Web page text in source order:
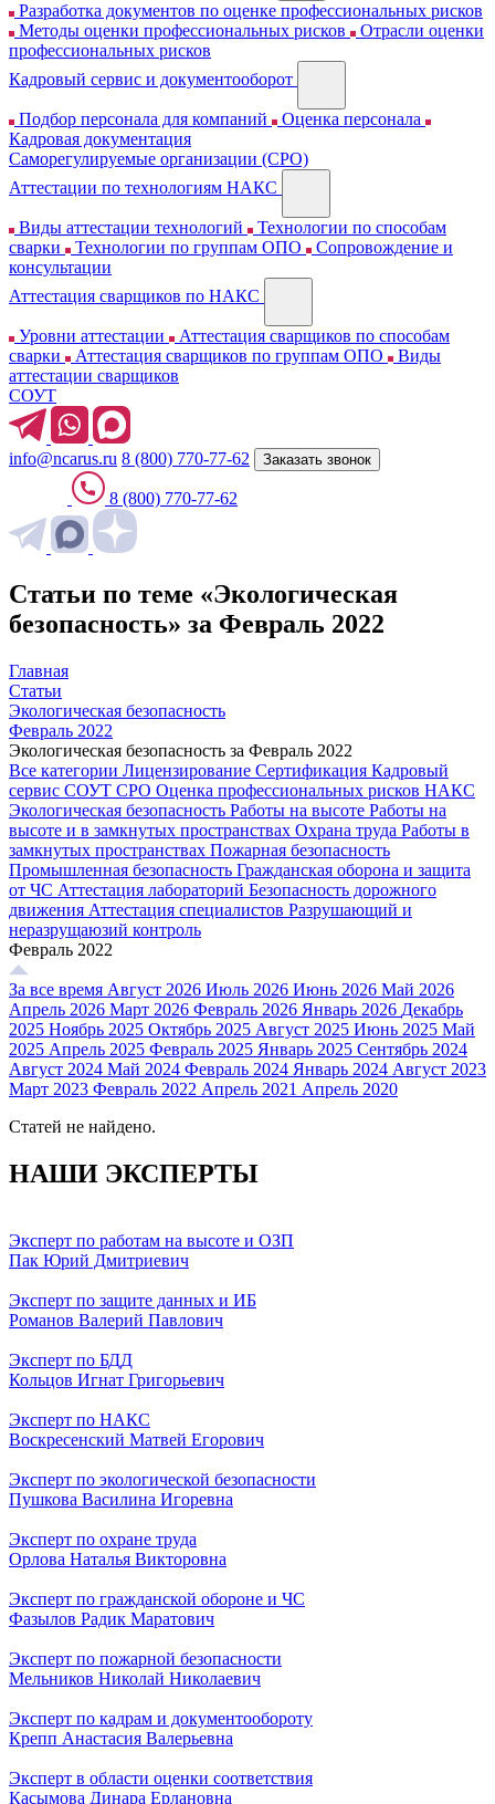
Разработка документов по оценке профессиональных рисков
Методы оценки профессиональных рисков
Отрасли оценки
профессиональных рисков
Кадровый сервис и документооборот
Подбор персонала для компаний
Оценка персонала
Кадровая документация
Cаморегулируемые организации (СРО)
Аттестации по технологиям НАКС
Виды аттестации технологий
Технологии по способам
сварки
Технологии по группам ОПО
Сопровождение и
консультации
Аттестация сварщиков по НАКС
Уровни аттестации
Аттестация сварщиков по способам
сварки
Аттестация сварщиков по группам ОПО
Виды
аттестации сварщиков
СОУТ
info@ncarus.ru 8 (800) 770-77-62 Заказать звонок
8 (800) 770-77-62
Статьи по теме «Экологическая
безопасность» за Февраль 2022
Главная
Статьи
Экологическая безопасность
Февраль 2022
Экологическая безопасность за Февраль 2022
Все категории Лицензирование Сертификация Кадровый
сервис СОУТ СРО Оценка профессиональных рисков НАКС
Экологическая безопасность Работы на высоте Работы на
высоте и в замкнутых пространствах Охрана труда Работы в
замкнутых пространствах Пожарная безопасность
Промышленная безопасность Гражданская оборона и защита
от ЧС Аттестация лабораторий Безопасность дорожного
движения Аттестация специалистов Разрушающий и
неразрущаюзий контроль
Февраль 2022
За все время Август 2026 Июль 2026 Июнь 2026 Май 2026
Апрель 2026 Март 2026 Февраль 2026 Январь 2026 Декабрь
2025 Ноябрь 2025 Октябрь 2025 Август 2025 Июнь 2025 Май
2025 Апрель 2025 Февраль 2025 Январь 2025 Сентябрь 2024
Август 2024 Май 2024 Февраль 2024 Январь 2024 Август 2023
Март 2023 Февраль 2022 Апрель 2021 Апрель 2020
Статей не найдено.
НАШИ ЭКСПЕРТЫ
Эксперт по работам на высоте и ОЗП
Пак Юрий Дмитриевич
Эксперт по защите данных и ИБ
Романов Валерий Павлович
Эксперт по БДД
Кольцов Игнат Григорьевич
Эксперт по НАКС
Воскресенский Матвей Егорович
Эксперт по экологической безопасности
Пушкова Василина Игоревна
Эксперт по охране труда
Орлова Наталья Викторовна
Эксперт по гражданской обороне и ЧС
Фазылов Радик Маратович
Эксперт по пожарной безопасности
Мельников Николай Николаевич
Эксперт по кадрам и документообороту
Крепп Анастасия Валерьевна
Эксперт в области оценки соответствия
Касымова Динара Ерлановна